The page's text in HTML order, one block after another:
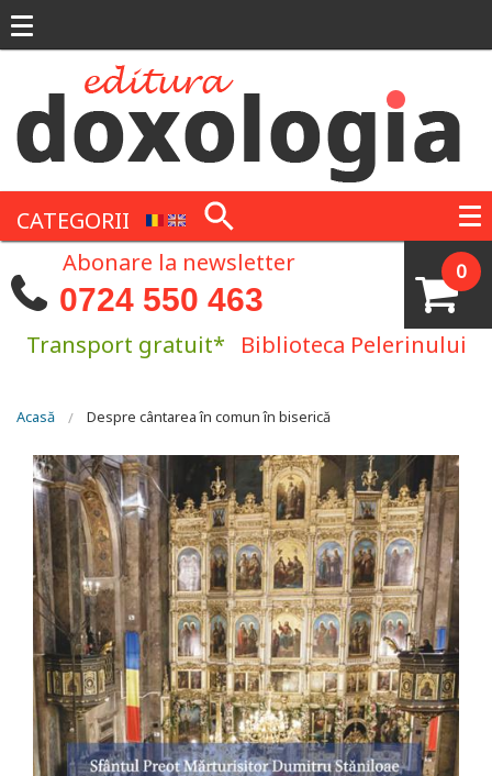
CATEGORII
0
Abonare la newsletter
0724 550 463
Transport gratuit* Biblioteca Pelerinului
Eşti aici
Acasă Despre cântarea în comun în biserică